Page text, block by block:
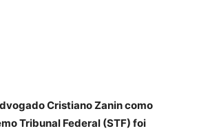
Cristiano Zanin como
Tribunal Federal (STF) foi